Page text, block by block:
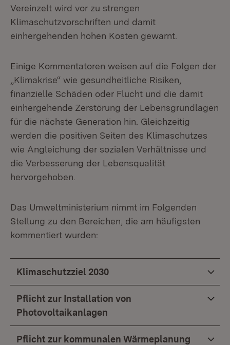
Vereinzelt wird vor zu strengen
Klimaschutzvorschriften und damit
einhergehenden hohen Kosten gewarnt.
Einige Kommentatoren weisen auf die Folgen der
„Klimakrise“ wie gesundheitliche Risiken,
finanzielle Schäden oder Flucht und die damit
einhergehende Zerstörung der Lebensgrundlagen
für die nächste Generation hin. Gleichzeitig
werden die positiven Seiten des Klimaschutzes
wie Angleichung der sozialen Verhältnisse und
die Verbesserung der Lebensqualität
hervorgehoben.
Das Umweltministerium nimmt im Folgenden
Stellung zu den Bereichen, die am häufigsten
kommentiert wurden:
Klimaschutzziel 2030
Pflicht zur Installation von
Photovoltaikanlagen
Pflicht zur kommunalen Wärmeplanung